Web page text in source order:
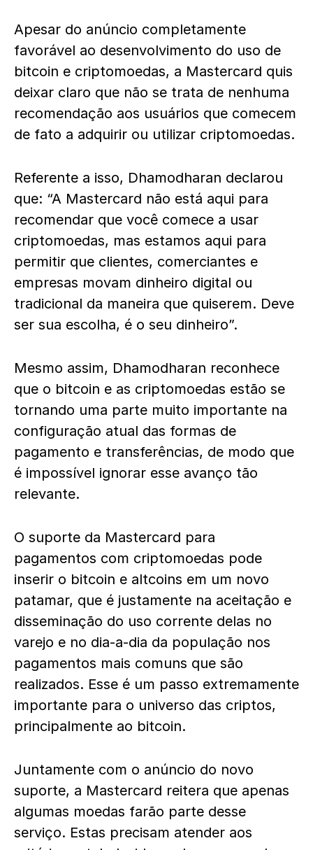
Apesar do anúncio completamente
favorável ao desenvolvimento do uso de
bitcoin e criptomoedas, a Mastercard quis
deixar claro que não se trata de nenhuma
recomendação aos usuários que comecem
de fato a adquirir ou utilizar criptomoedas.
Referente a isso, Dhamodharan declarou
que: “A Mastercard não está aqui para
recomendar que você comece a usar
criptomoedas, mas estamos aqui para
permitir que clientes, comerciantes e
empresas movam dinheiro digital ou
tradicional da maneira que quiserem. Deve
ser sua escolha, é o seu dinheiro”.
Mesmo assim, Dhamodharan reconhece
que o bitcoin e as criptomoedas estão se
tornando uma parte muito importante na
configuração atual das formas de
pagamento e transferências, de modo que
é impossível ignorar esse avanço tão
relevante.
O suporte da Mastercard para
pagamentos com criptomoedas pode
inserir o bitcoin e altcoins em um novo
patamar, que é justamente na aceitação e
disseminação do uso corrente delas no
varejo e no dia-a-dia da população nos
pagamentos mais comuns que são
realizados. Esse é um passo extremamente
importante para o universo das criptos,
principalmente ao bitcoin.
Juntamente com o anúncio do novo
suporte, a Mastercard reitera que apenas
algumas moedas farão parte desse
serviço. Estas precisam atender aos